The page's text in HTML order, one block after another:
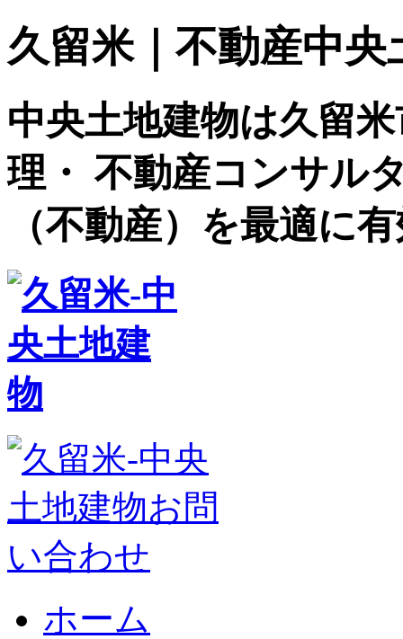
久留米｜不動産中
中央土地建物は久留
理・ 不動産コンサル
（不動産）を最適に
ホーム